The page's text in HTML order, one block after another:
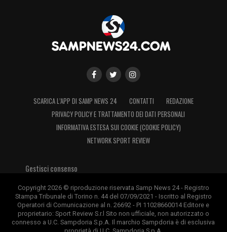
SCARICA L’APP DI SAMP NEWS 24 CONTATTI
REDAZIONE
PRIVACY POLICY E TRATTAMENTO DEI DATI PERSONALI
INFORMATIVA ESTESA SUI COOKIE (COOKIE POLICY)
NETWORK SPORT REVIEW
Gestisci consenso
Copyright 2026 © riproduzione riservata Samp News 24 - Registro
Stampa Tribunale di Torino n. 44 del 07/09/2021 - Iscritto al Registro
Operatori di Comunicazione al n. 26692 - PI 11028660014 Editore e
proprietario: Sport Review S.r.l Sito non ufficiale, non autorizzato o
connesso a U.C. Sampdoria S.p.A. Il marchio Sampdoria è di esclusiva